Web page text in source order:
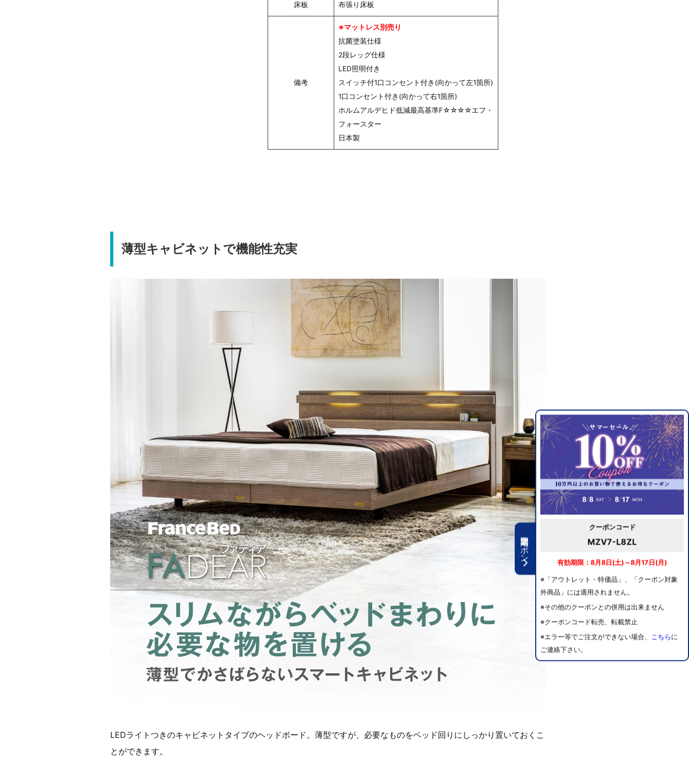
期間限定クーポン
クーポンコード
MZV7-L8ZL
有効期限：8月8日(土)～8月17日(月)
※「アウトレット・特価品」、「クーポン対象
外商品」には適用されません。
※その他のクーポンとの併用は出来ません
※クーポンコード転売、転載禁止
※エラー等でご注文ができない場合、 こちら に
ご連絡下さい。
床板 布張り床板
備考
※マットレス別売り
抗菌塗装仕様
2段レッグ仕様
LED照明付き
スイッチ付1口コンセント付き(向かって左1箇所)
1口コンセント付き(向かって右1箇所)
ホルムアルデヒド低減最高基準F☆☆☆☆エフ・
フォースター
日本製
薄型キャビネットで機能性充実
LEDライトつきのキャビネットタイプのヘッドボード。薄型ですが、必要なものをベッド回りにしっかり置いておくこ
とができます。